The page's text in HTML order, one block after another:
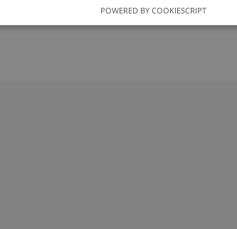
Provjerite interakcije lijekova u svega par klikova!
POWERED BY COOKIESCRIPT